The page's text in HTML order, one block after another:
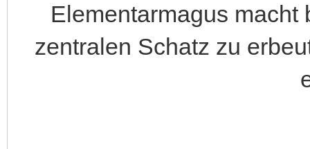
Elementarmagus macht
zentralen Schatz zu